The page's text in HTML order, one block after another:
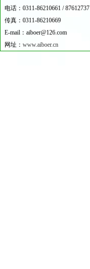
电话：0311-86210661 / 87612737
传真：0311-86210669
E-mail：aiboer@126.com
网址： www.aiboer.cn